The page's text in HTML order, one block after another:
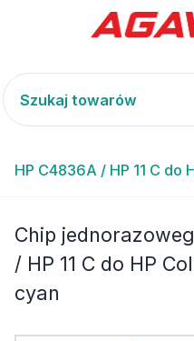
C4836A / HP 11 C do
Chip
/ HP 11 C do HP
cyan